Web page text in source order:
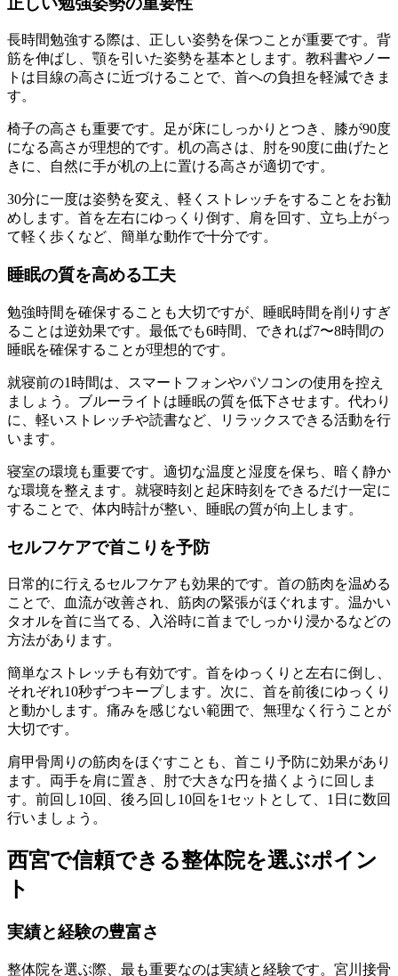
長時間勉強する際は、正しい姿勢を保つことが重要です。背
筋を伸ばし、顎を引いた姿勢を基本とします。教科書やノー
トは目線の高さに近づけることで、首への負担を軽減できま
す。
椅子の高さも重要です。足が床にしっかりとつき、膝が90度
になる高さが理想的です。机の高さは、肘を90度に曲げたと
きに、自然に手が机の上に置ける高さが適切です。
30分に一度は姿勢を変え、軽くストレッチをすることをお勧
めします。首を左右にゆっくり倒す、肩を回す、立ち上がっ
て軽く歩くなど、簡単な動作で十分です。
睡眠の質を高める工夫
勉強時間を確保することも大切ですが、睡眠時間を削りすぎ
ることは逆効果です。最低でも6時間、できれば7〜8時間の
睡眠を確保することが理想的です。
就寝前の1時間は、スマートフォンやパソコンの使用を控え
ましょう。ブルーライトは睡眠の質を低下させます。代わり
に、軽いストレッチや読書など、リラックスできる活動を行
います。
寝室の環境も重要です。適切な温度と湿度を保ち、暗く静か
な環境を整えます。就寝時刻と起床時刻をできるだけ一定に
することで、体内時計が整い、睡眠の質が向上します。
セルフケアで首こりを予防
日常的に行えるセルフケアも効果的です。首の筋肉を温める
ことで、血流が改善され、筋肉の緊張がほぐれます。温かい
タオルを首に当てる、入浴時に首までしっかり浸かるなどの
方法があります。
簡単なストレッチも有効です。首をゆっくりと左右に倒し、
それぞれ10秒ずつキープします。次に、首を前後にゆっくり
と動かします。痛みを感じない範囲で、無理なく行うことが
大切です。
肩甲骨周りの筋肉をほぐすことも、首こり予防に効果があり
ます。両手を肩に置き、肘で大きな円を描くように回しま
す。前回し10回、後ろ回し10回を1セットとして、1日に数回
行いましょう。
西宮で信頼できる整体院を選ぶポイン
ト
実績と経験の豊富さ
整体院を選ぶ際、最も重要なのは実績と経験です。宮川接骨